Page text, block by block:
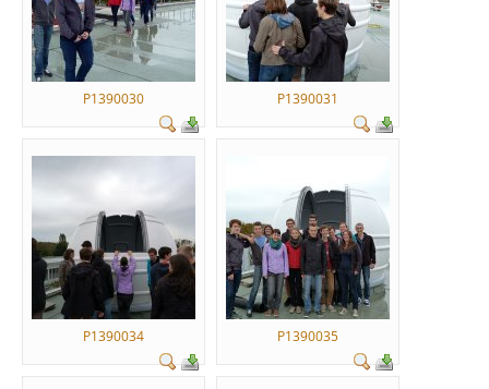
P1390030 P1390031
P1390034 P1390035